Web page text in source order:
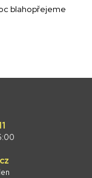
blahopřejeme